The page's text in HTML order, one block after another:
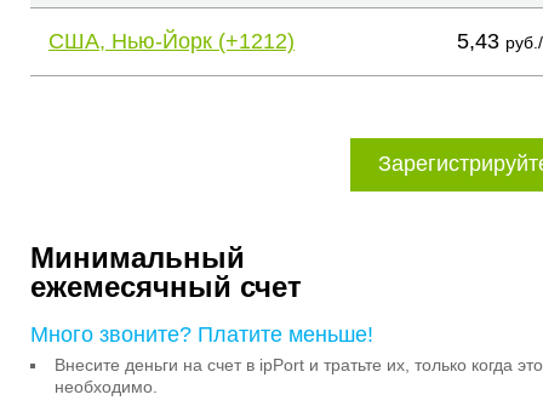
США, Нью-Йорк (+1212) 5,43
Минимальный
ежемесячный счет
Много звоните? Платите меньше!
Внесите деньги на счет в ipPort и тратьте их, только когда это
необходимо.